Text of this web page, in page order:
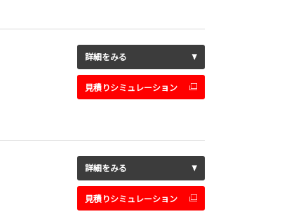
詳細をみる
見積りシミュレーション
詳細をみる
見積りシミュレーション